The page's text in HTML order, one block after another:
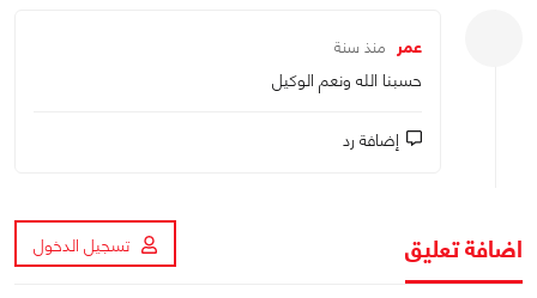
عمر منذ سنة
حسبنا الله ونعم الوكيل
إضافة رد
اضافة تعليق تسجيل الدخول